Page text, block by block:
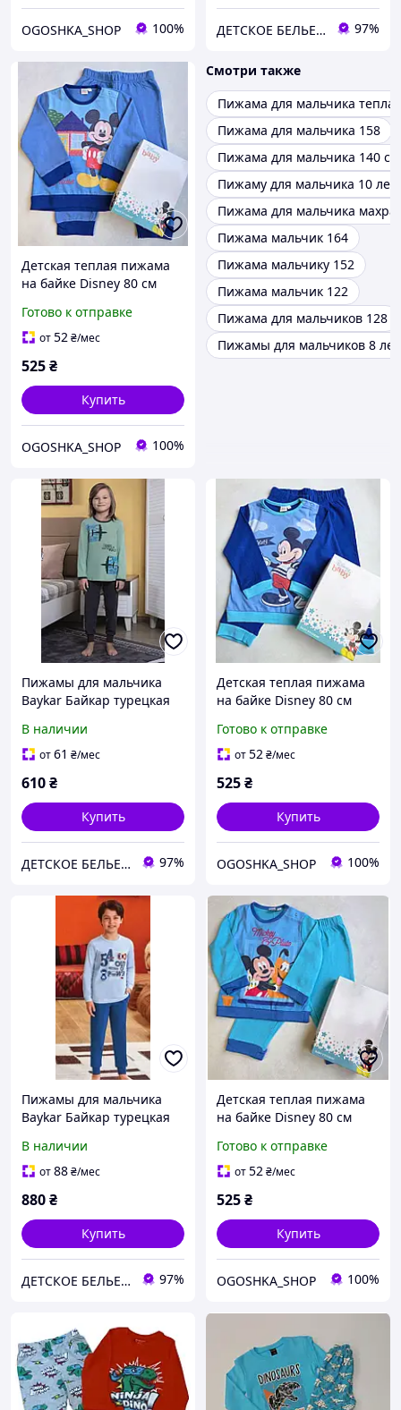
OGOSHKA_SHOP 100% ДЕТСКОЕ БЕЛЬЕ БАЙКАР 97%
Детская теплая пижама
на байке Disney 80 см
Готово к отправке
от52₴/мес
525₴
Купить
OGOSHKA_SHOP 100%
Смотри также
Пижама для мальчика теплая
Пижама для мальчика 158
Пижама для мальчика 140 см
Пижаму для мальчика 10 лет
Пижама для мальчика махра
Пижама мальчик 164
Пижама мальчику 152
Пижама мальчик 122
Пижама для мальчиков 128
Пижамы для мальчиков 8 лет
Пижамы для мальчика
Baykar Байкар турецкая
пижама на мальчиков
самолеты Арт. 9751-499
В наличии
от61 ₴/мес
610₴
Купить
ДЕТСКОЕ БЕЛЬЕ БАЙКАР 97%
Детская теплая пижама
на байке Disney 80 см
Готово к отправке
от52₴/мес
525₴
Купить
OGOSHKA_SHOP 100%
Пижамы для мальчика
Baykar Байкар турецкая
пижама на мальчиков
гонки голубая 9787-105
В наличии
от88₴/мес
880₴
Купить
ДЕТСКОЕ БЕЛЬЕ БАЙКАР 97%
Детская теплая пижама
на байке Disney 80 см
Готово к отправке
от52₴/мес
525₴
Купить
OGOSHKA_SHOP 100%